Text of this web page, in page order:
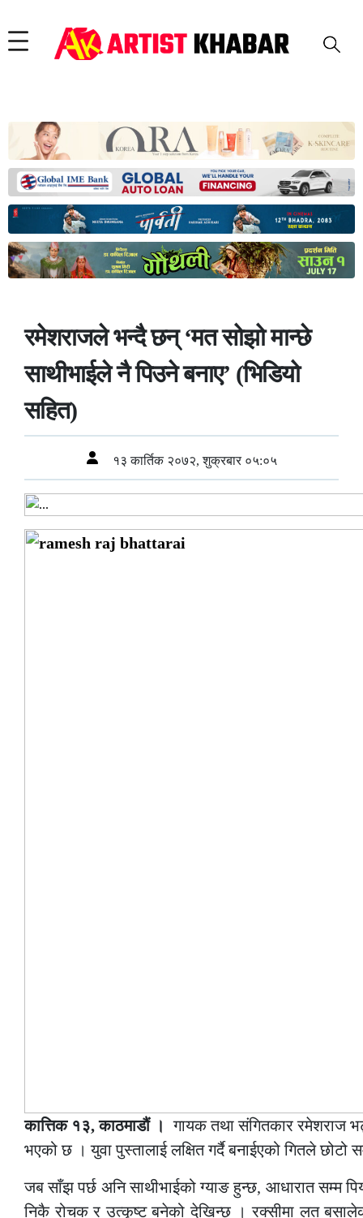
रमेशराजले भन्दै छन् ‘मत सोझो मान्छे
साथीभाईले नै पिउने बनाए’ (भिडियो
सहित)
१३ कार्तिक २०७२, शुक्रबार ०५:०५
कात्तिक १३, काठमाडौं ।गायक तथा संगितकार रमेशराज
भएको छ । युवा पुस्तालाई लक्षित गर्दै बनाईएको गितले छोटो
जब साँझ पर्छ अनि साथीभाईको ग्याङ हुन्छ, आधारात सम्म
निकै रोचक र उत्कृष्ट बनेको देखिन्छ । रक्सीमा लत